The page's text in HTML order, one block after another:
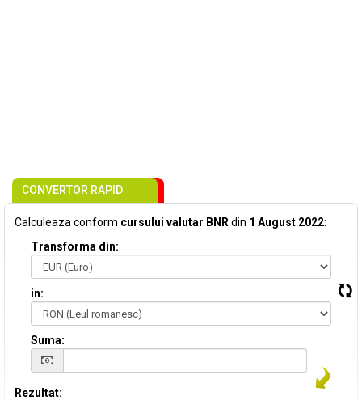
CONVERTOR RAPID
Calculeaza conform cursului valutar BNR din 1 August 2022:
Transforma din:
in:
Suma:
Rezultat: